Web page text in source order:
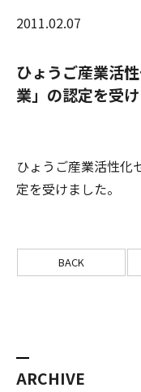
ARCHIVE
2011.02.07
ひょうご産業活
業」の認定を受
ひょうご産業活性化
定を受けました。
BACK